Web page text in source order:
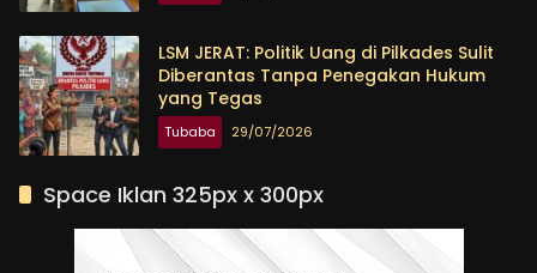
LSM JERAT: Politik Uang di Pilkades Sulit
Diberantas Tanpa Penegakan Hukum
yang Tegas
Tubaba 29/07/2026
Space Iklan 325px x 300px